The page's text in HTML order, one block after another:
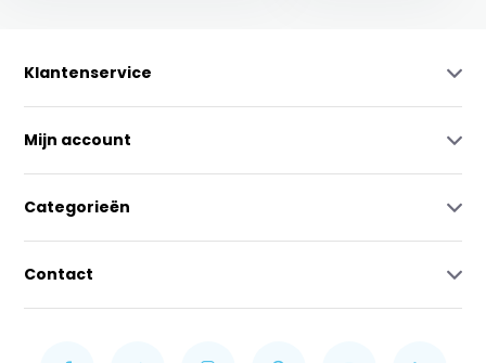
Klantenservice
Mijn account
Categorieën
Contact